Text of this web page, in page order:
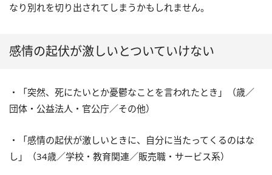
なり別れを切り出されてしまうかもしれません。
感情の起伏が激しいとついていけない
・「突然、死にたいとか憂鬱なことを言われたとき」（歳／
団体・公益法人・官公庁／その他）
・「感情の起伏が激しいときに、自分に当たってくるのはな
し」（34歳／学校・教育関連／販売職・サービス系）